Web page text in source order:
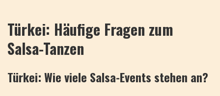
Türkei: Häufige Fragen zum
Salsa-Tanzen
Türkei: Wie viele Salsa-Events stehen an?